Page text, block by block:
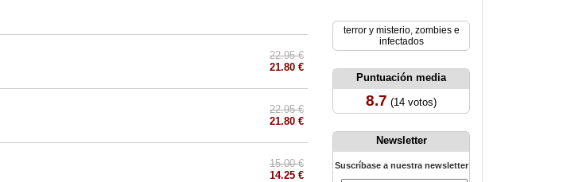
22.95 €
21.80 €
22.95 €
21.80 €
15.00 €
14.25 €
terror y misterio, zombies e
infectados
Puntuación media
8.7 (14 votos)
Newsletter
Suscríbase a nuestra newsletter